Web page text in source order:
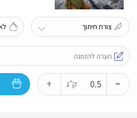
-
כמות
של
ק"ג +